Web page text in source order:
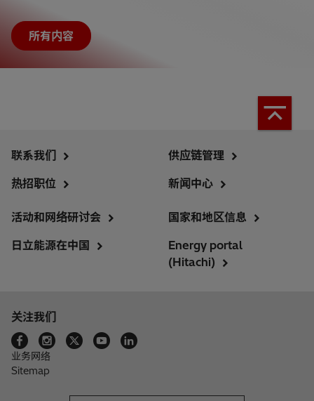
所有内容
联系我们
热招职位
供应链管理
新闻中心
活动和网络研讨会
日立能源在中国
国家和地区信息
Energy portal
(Hitachi)
关注我们
业务网络
Sitemap